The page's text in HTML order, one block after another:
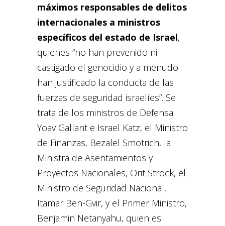
máximos responsables de delitos
internacionales a ministros
específicos del estado de Israel,
quienes “no han prevenido ni
castigado el genocidio y a menudo
han justificado la conducta de las
fuerzas de seguridad israelíes”. Se
trata de los ministros de Defensa
Yoav Gallant e Israel Katz, el Ministro
de Finanzas, Bezalel Smotrich, la
Ministra de Asentamientos y
Proyectos Nacionales, Orit Strock, el
Ministro de Seguridad Nacional,
Itamar Ben-Gvir, y el Primer Ministro,
Benjamin Netanyahu, quien es